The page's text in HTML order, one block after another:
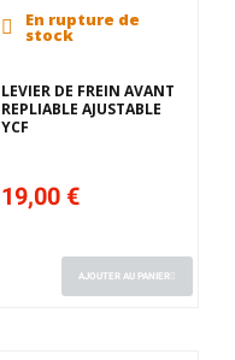
En rupture de
stock
LEVIER DE FREIN AVANT
REPLIABLE AJUSTABLE
YCF
19,00 €
AJOUTER AU PANIER